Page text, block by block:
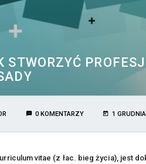
STWORZYĆ
0 KOMENTARZY 1
vitae (z łac. bieg życia), jest